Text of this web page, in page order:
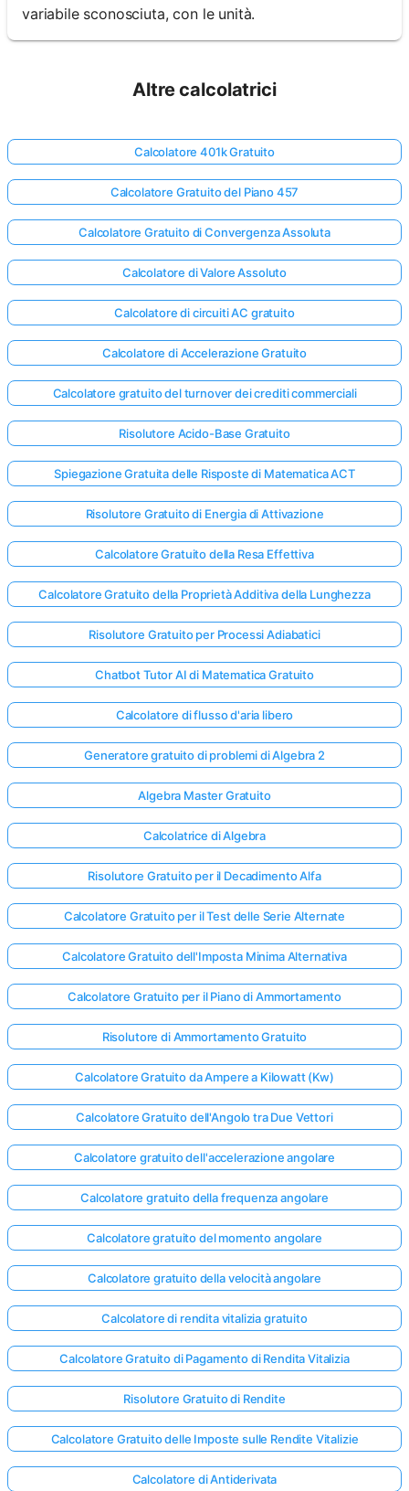
variabile sconosciuta, con le unità.
Altre calcolatrici
Calcolatore 401k Gratuito
Calcolatore Gratuito del Piano 457
Calcolatore Gratuito di Convergenza Assoluta
Calcolatore di Valore Assoluto
Calcolatore di circuiti AC gratuito
Calcolatore di Accelerazione Gratuito
Calcolatore gratuito del turnover dei crediti commerciali
Risolutore Acido-Base Gratuito
Spiegazione Gratuita delle Risposte di Matematica ACT
Risolutore Gratuito di Energia di Attivazione
Calcolatore Gratuito della Resa Effettiva
Calcolatore Gratuito della Proprietà Additiva della Lunghezza
Risolutore Gratuito per Processi Adiabatici
Chatbot Tutor AI di Matematica Gratuito
Calcolatore di flusso d'aria libero
Generatore gratuito di problemi di Algebra 2
Algebra Master Gratuito
Calcolatrice di Algebra
Risolutore Gratuito per il Decadimento Alfa
Calcolatore Gratuito per il Test delle Serie Alternate
Calcolatore Gratuito dell'Imposta Minima Alternativa
Calcolatore Gratuito per il Piano di Ammortamento
Risolutore di Ammortamento Gratuito
Calcolatore Gratuito da Ampere a Kilowatt (Kw)
Calcolatore Gratuito dell'Angolo tra Due Vettori
Calcolatore gratuito dell'accelerazione angolare
Calcolatore gratuito della frequenza angolare
Calcolatore gratuito del momento angolare
Calcolatore gratuito della velocità angolare
Calcolatore di rendita vitalizia gratuito
Calcolatore Gratuito di Pagamento di Rendita Vitalizia
Risolutore Gratuito di Rendite
Calcolatore Gratuito delle Imposte sulle Rendite Vitalizie
Calcolatore di Antiderivata